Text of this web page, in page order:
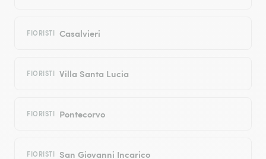
FIORISTI Casalvieri
FIORISTI Villa Santa Lucia
FIORISTI Pontecorvo
FIORISTI San Giovanni Incarico